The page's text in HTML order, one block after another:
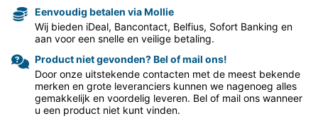
Eenvoudig betalen via Mollie
Wij bieden iDeal, Bancontact, Belfius, Sofort Banking en
aan voor een snelle en veilige betaling.
Product niet gevonden? Bel of mail ons!
Door onze uitstekende contacten met de meest bekende
merken en grote leveranciers kunnen we nagenoeg alles
gemakkelijk en voordelig leveren. Bel of mail ons wanneer
u een product niet kunt vinden.